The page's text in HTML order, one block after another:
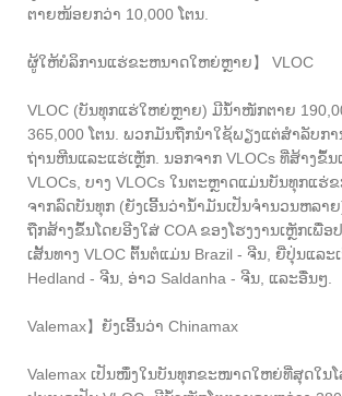
ຕາຍໜ້ອຍກວ່າ 10,000 ໂຕນ.
ຜູ້ໃຫ້ບໍລິການແຮ່ຂະຫນາດໃຫຍ່ຫຼາຍ】 VLOC
VLOC (ບັນທຸກແຮ່ໃຫຍ່ຫຼາຍ) ມີນ້ຳໜັກຕາຍ
365,000 ໂຕນ. ພວກມັນຖືກນໍາໃຊ້ພຽງແຕ່ສໍາລັບກ
ຖ່ານຫີນແລະແຮ່ເຫຼັກ. ນອກຈາກ VLOCs ທີ່ສ້າງຂຶ້ນ
VLOCs, ບາງ VLOCs ໃນຕະຫຼາດແມ່ນບັນທຸກແ
ຈາກລົດບັນທຸກ (ຍັງເອີ້ນວ່ານ້ໍາມັນເປັນຈໍານວນຫລາ
ຖືກສ້າງຂຶ້ນໂດຍອີງໃສ່ COA ຂອງໂຮງງານເຫຼັກເພື່ອ
ເສັ້ນທາງ VLOC ຕົ້ນຕໍແມ່ນ Brazil - ຈີນ, ຍີ່ປຸ່ນແລະ
Hedland - ຈີນ, ອ່າວ Saldanha - ຈີນ, ແລະອື່ນໆ.
Valemax】ຍັງເອີ້ນວ່າ Chinamax
Valemax ເປັນໜຶ່ງໃນບັນທຸກຂະໜາດໃຫຍ່ທີ່ສຸດໃນ